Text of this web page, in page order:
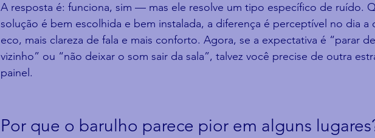
A resposta é: funciona, sim — mas ele resolve um tipo específico de ruído.
solução é bem escolhida e bem instalada, a diferença é perceptível no dia a
eco, mais clareza de fala e mais conforto. Agora, se a expectativa é “parar
vizinho” ou “não deixar o som sair da sala”, talvez você precise de outra
painel.
Por que o barulho parece pior em alguns